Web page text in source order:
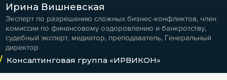
Ирина Вишневская
Эксперт по разрешению сложных бизнес-конфликтов, член
комиссии по финансовому оздоровлению и банкротству,
судебный эксперт, медиатор, преподаватель, Генеральный
директор
Консалтинговая группа «ИРВИКОН»